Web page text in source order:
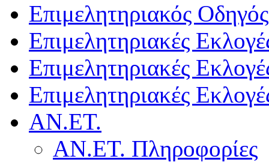
Επιμελητηριακός Οδηγός
Επιμελητηριακές
Επιμελητηριακές
Επιμελητηριακές
ΑΝ.ΕΤ.
ΑΝ.ΕΤ. Πληροφορίες